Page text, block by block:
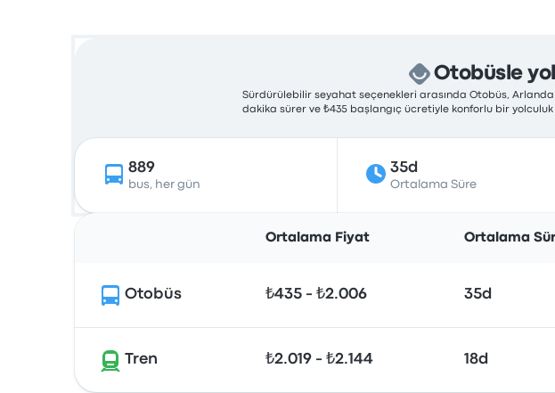
Otobüsle
Sürdürülebilir seyahat seçenekleri arasında Otobüs,
dakika sürer ve ₺435 başlangıç ücretiyle konforlu bir
889
bus, her gün
35d
Ortalama Süre
Ortalama Fiyat Ortalama
Otobüs ₺435 - ₺2.006 35d
Tren ₺2.019 - ₺2.144 18d